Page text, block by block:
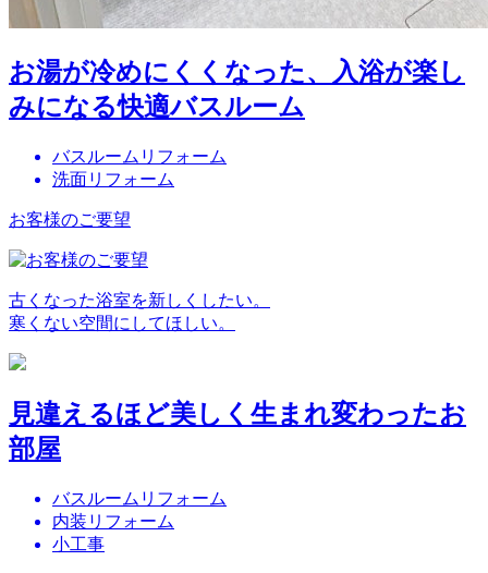
お湯が冷めにくくなった、入浴が楽し
みになる快適バスルーム
バスルームリフォーム
洗面リフォーム
お客様のご要望
古くなった浴室を新しくしたい。
寒くない空間にしてほしい。
見違えるほど美しく生まれ変わったお
部屋
バスルームリフォーム
内装リフォーム
小工事